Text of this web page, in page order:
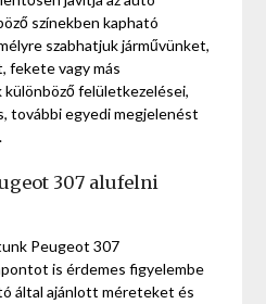
színekben kapható
szabhatjuk járművünket,
fekete vagy más
különböző felületkezelései,
további egyedi megjelenést
307 alufelni
Peugeot 307
is érdemes figyelembe
által ajánlott méreteket és